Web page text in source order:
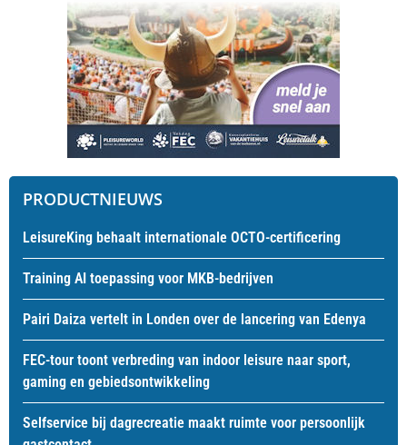
PRODUCTNIEUWS
LeisureKing behaalt internationale OCTO-certificering
Training AI toepassing voor MKB-bedrijven
Pairi Daiza vertelt in Londen over de lancering van Edenya
FEC-tour toont verbreding van indoor leisure naar sport,
gaming en gebiedsontwikkeling
Selfservice bij dagrecreatie maakt ruimte voor persoonlijk